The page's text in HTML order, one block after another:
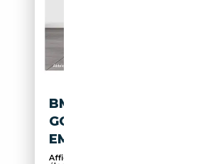
BMW X2 M 35I EDITION
EMORY-SITZ+ACC+N
Affichage tête haute, Pack Sport, Sièges